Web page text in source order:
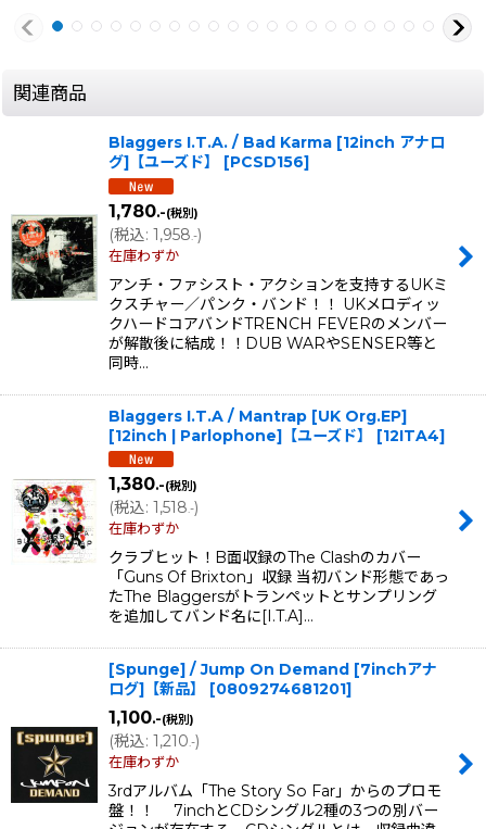
関連商品
Blaggers I.T.A. / Bad Karma [12inch アナロ
グ]【ユーズド】
[PCSD156]
1,780.-(税別)
(税込: 1,958.-)
在庫わずか
アンチ・ファシスト・アクションを支持するUKミ
クスチャー／パンク・バンド！！ UKメロディッ
クハードコアバンドTRENCH FEVERのメンバー
が解散後に結成！！DUB WARやSENSER等と
同時…
Blaggers I.T.A / Mantrap [UK Org.EP]
[12inch | Parlophone]【ユーズド】
[12ITA4]
1,380.-(税別)
(税込: 1,518.-)
在庫わずか
クラブヒット！B面収録のThe Clashのカバー
「Guns Of Brixton」収録 当初バンド形態であっ
たThe Blaggersがトランペットとサンプリング
を追加してバンド名に[I.T.A]…
[Spunge] / Jump On Demand [7inchアナ
ログ]【新品】
[0809274681201]
1,100.-(税別)
(税込: 1,210.-)
在庫わずか
3rdアルバム「The Story So Far」からのプロモ
盤！！ 7inchとCDシングル2種の3つの別バー